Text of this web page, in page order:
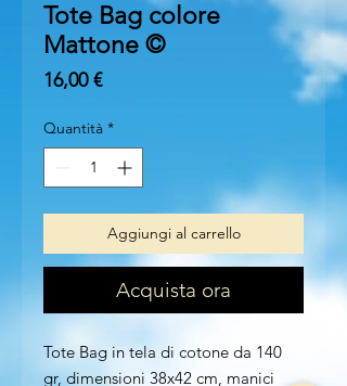
Tote Bag colore
Mattone ©
16,00 €Prezzo
Quantità *
Aggiungi al carrello
Acquista ora
Tote Bag in tela di cotone da 140
gr, dimensioni 38x42 cm, manici